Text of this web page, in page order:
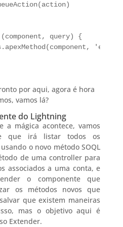
query) {
por aqui, agora é hora
vamos lá?
do Lightning
a mágica acontece, vamos
que irá listar todos os
o novo método SOQL
de uma controller para
associados a uma conta, e
o componente que
os métodos novos que
que existem maneiras
mas o objetivo aqui é
Extender.